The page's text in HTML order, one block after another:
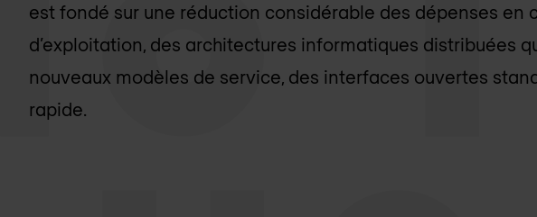
est fondé sur une réduction considérable des dépenses en
d’exploitation, des architectures informatiques distribuées
nouveaux modèles de service, des interfaces ouvertes
rapide.